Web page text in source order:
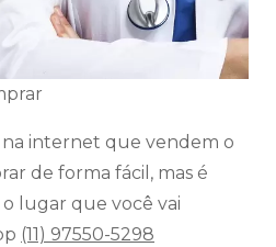
na internet que vendem o
de forma fácil, mas é
lugar que você vai
(11) 97550-5298